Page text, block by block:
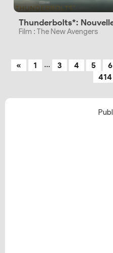
Thunderbolts*:
Film : The New Avengers
« 1 ... 3 4 5 6
414